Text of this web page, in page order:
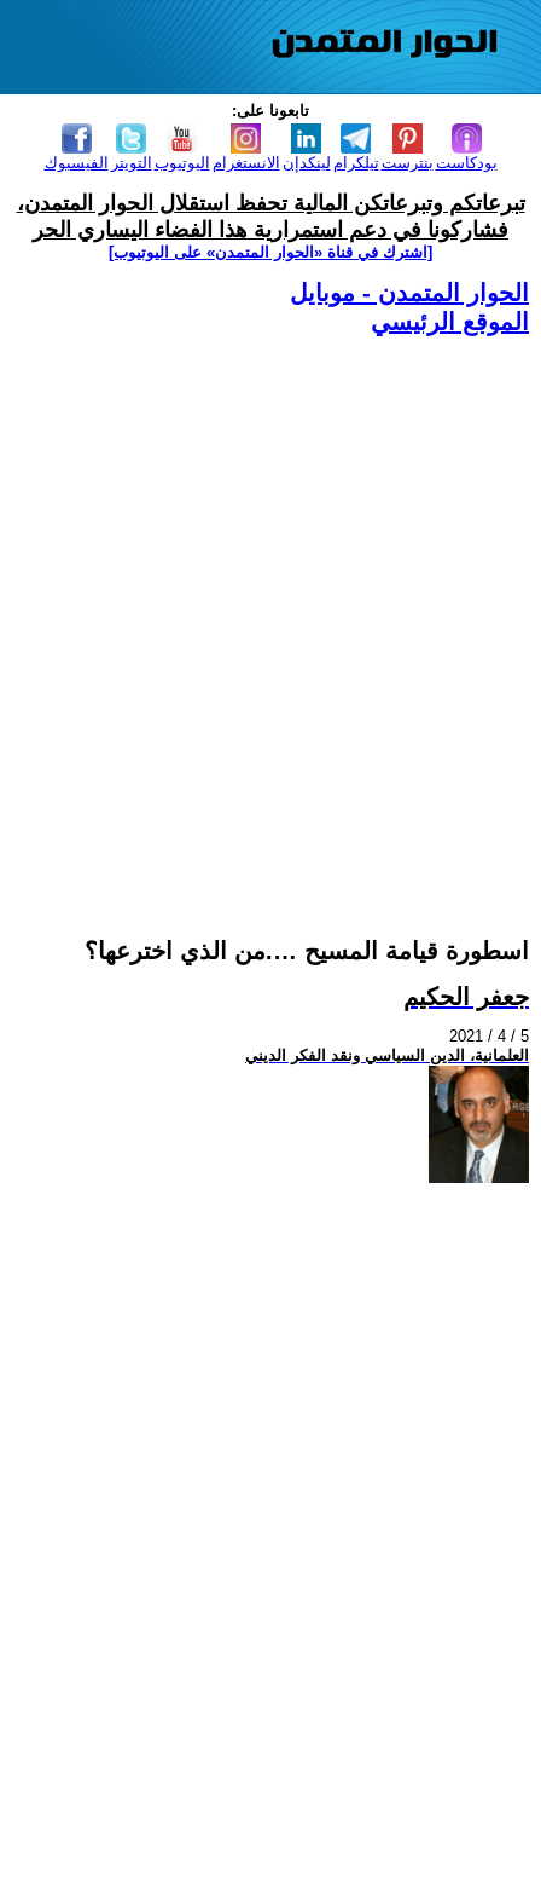
تابعونا على:
الفيسبوك التويتر اليوتيوب الانستغرام لينكدإن تيلكرامبنترست بودكاست
تبرعاتكم وتبرعاتكن المالية تحفظ استقلال الحوار المتمدن،
فشاركونا في دعم استمرارية هذا الفضاء اليساري الحر
[اشترك في قناة ‫«الحوار المتمدن» على اليوتيوب]
الحوار المتمدن - موبايل
الموقع الرئيسي
اسطورة قيامة المسيح ….من الذي اخترعها؟
جعفر الحكيم
2021 / 4 / 5
العلمانية، الدين السياسي ونقد الفكر الديني